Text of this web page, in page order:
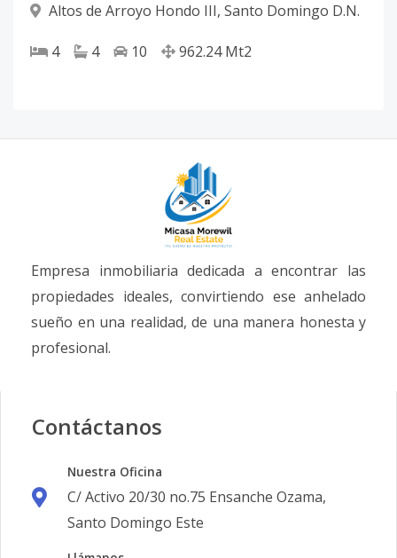
Altos de Arroyo Hondo III, Santo Domingo D.N.
4 4 10 962.24 Mt2
Empresa inmobiliaria dedicada a encontrar las
propiedades ideales, convirtiendo ese anhelado
sueño en una realidad, de una manera honesta y
profesional.
Contáctanos
Nuestra Oficina
C/ Activo 20/30 no.75 Ensanche Ozama,
Santo Domingo Este